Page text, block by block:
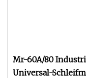
Mr-60A/80
Universal-